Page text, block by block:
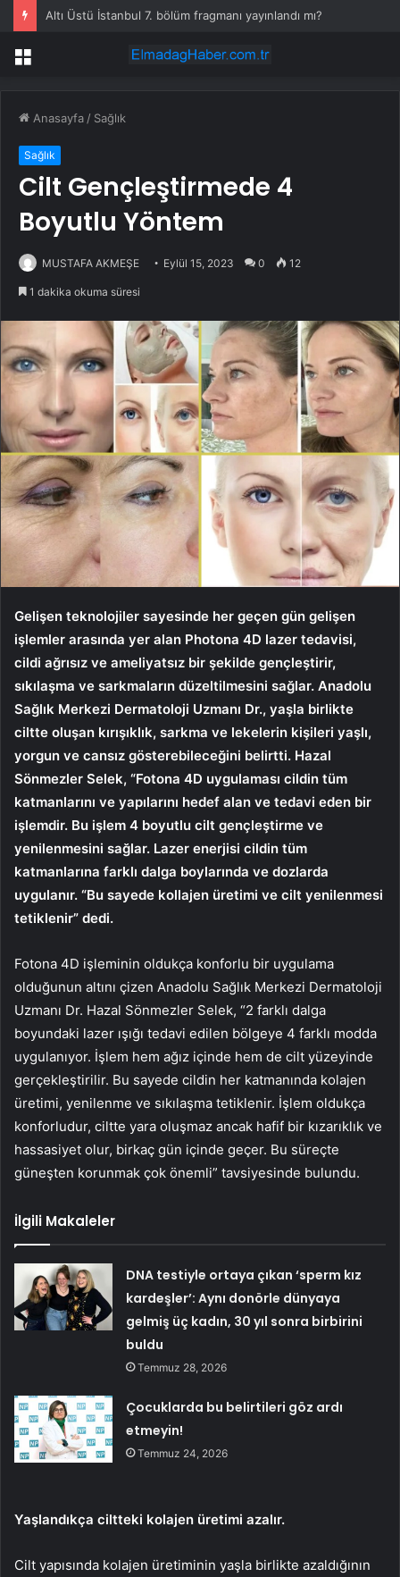
Altı Üstü İstanbul 7. bölüm fragmanı yayınlandı mı?
Menü
Anasayfa / Sağlık
Sağlık
Cilt Gençleştirmede 4
Boyutlu Yöntem
MUSTAFA AKMEŞE Eylül 15, 2023 0 12
1 dakika okuma süresi
Gelişen teknolojiler sayesinde her geçen gün gelişen
işlemler arasında yer alan Photona 4D lazer tedavisi,
cildi ağrısız ve ameliyatsız bir şekilde gençleştirir,
sıkılaşma ve sarkmaların düzeltilmesini sağlar. Anadolu
Sağlık Merkezi Dermatoloji Uzmanı Dr., yaşla birlikte
ciltte oluşan kırışıklık, sarkma ve lekelerin kişileri yaşlı,
yorgun ve cansız gösterebileceğini belirtti. Hazal
Sönmezler Selek, “Fotona 4D uygulaması cildin tüm
katmanlarını ve yapılarını hedef alan ve tedavi eden bir
işlemdir. Bu işlem 4 boyutlu cilt gençleştirme ve
yenilenmesini sağlar. Lazer enerjisi cildin tüm
katmanlarına farklı dalga boylarında ve dozlarda
uygulanır. “Bu sayede kollajen üretimi ve cilt yenilenmesi
tetiklenir” dedi.
Fotona 4D işleminin oldukça konforlu bir uygulama
olduğunun altını çizen Anadolu Sağlık Merkezi Dermatoloji
Uzmanı Dr. Hazal Sönmezler Selek, “2 farklı dalga
boyundaki lazer ışığı tedavi edilen bölgeye 4 farklı modda
uygulanıyor. İşlem hem ağız içinde hem de cilt yüzeyinde
gerçekleştirilir. Bu sayede cildin her katmanında kolajen
üretimi, yenilenme ve sıkılaşma tetiklenir. İşlem oldukça
konforludur, ciltte yara oluşmaz ancak hafif bir kızarıklık ve
hassasiyet olur, birkaç gün içinde geçer. Bu süreçte
güneşten korunmak çok önemli” tavsiyesinde bulundu.
İlgili Makaleler
DNA testiyle ortaya çıkan ‘sperm kız
kardeşler’: Aynı donörle dünyaya
gelmiş üç kadın, 30 yıl sonra birbirini
buldu
Temmuz 28, 2026
Çocuklarda bu belirtileri göz ardı
etmeyin!
Temmuz 24, 2026
Yaşlandıkça ciltteki kolajen üretimi azalır.
Cilt yapısında kolajen üretiminin yaşla birlikte azaldığının